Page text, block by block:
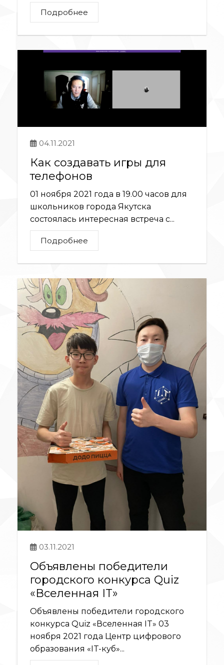
Подробнее
04.11.2021
Как создавать игры для
телефонов
01 ноября 2021 года в 19.00 часов для
школьников города Якутска
состоялась интересная встреча с...
Подробнее
03.11.2021
Объявлены победители
городского конкурса Quiz
«Вселенная IT»
Объявлены победители городского
конкурса Quiz «Вселенная IT» 03
ноября 2021 года Центр цифрового
образования «IT-куб»...